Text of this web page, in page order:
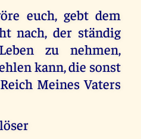
euch, gebt dem
nach, der ständig
zu nehmen,
kann, die sonst
Meines Vaters